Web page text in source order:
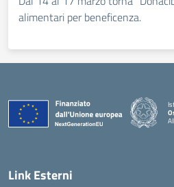
alimentari per beneficenza.
Link Esterni